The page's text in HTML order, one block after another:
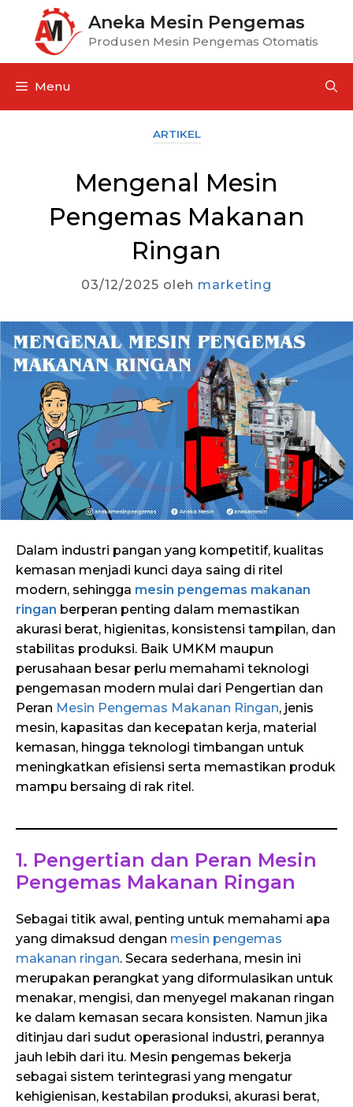
Aneka Mesin Pengemas
Produsen Mesin Pengemas Otomatis
Menu
ARTIKEL
Mengenal Mesin
Pengemas Makanan
Ringan
03/12/2025 oleh marketing
Dalam industri pangan yang kompetitif, kualitas
kemasan menjadi kunci daya saing di ritel
modern, sehingga mesin pengemas makanan
ringan berperan penting dalam memastikan
akurasi berat, higienitas, konsistensi tampilan, dan
stabilitas produksi. Baik UMKM maupun
perusahaan besar perlu memahami teknologi
pengemasan modern mulai dari Pengertian dan
Peran Mesin Pengemas Makanan Ringan, jenis
mesin, kapasitas dan kecepatan kerja, material
kemasan, hingga teknologi timbangan untuk
meningkatkan efisiensi serta memastikan produk
mampu bersaing di rak ritel.
1. Pengertian dan Peran Mesin
Pengemas Makanan Ringan
Sebagai titik awal, penting untuk memahami apa
yang dimaksud dengan mesin pengemas
makanan ringan. Secara sederhana, mesin ini
merupakan perangkat yang diformulasikan untuk
menakar, mengisi, dan menyegel makanan ringan
ke dalam kemasan secara konsisten. Namun jika
ditinjau dari sudut operasional industri, perannya
jauh lebih dari itu. Mesin pengemas bekerja
sebagai sistem terintegrasi yang mengatur
kehigienisan, kestabilan produksi, akurasi berat,